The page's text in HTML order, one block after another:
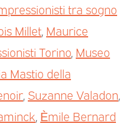
tra sogno
Millet Maurice
Torino Museo
Mastio della
Suzanne Valadon
Ѐmile Bernard